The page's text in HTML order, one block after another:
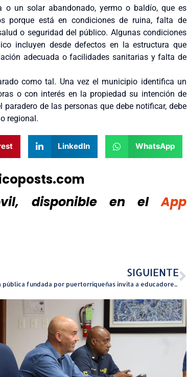
o un solar abandonado, yermo o baldío, que es
porque está en condiciones de ruina, falta de
o seguridad del público. Algunas condiciones
incluyen desde defectos en la estructura que
adecuada o facilidades sanitarias y falta de
como tal. Una vez el municipio identifica un
o con interés en la propiedad su intención de
de las personas que debe notificar, debe
regional.
LinkedIn WhatsApp
disponible
en el
App
SIGUIENTE
Escuela pública fundada por puertorriqueñas invita a educadores de la Isla a ampliar oportunidades profesionales en Florida